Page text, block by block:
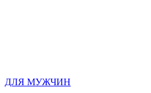
ДЛЯ МУЖЧИН